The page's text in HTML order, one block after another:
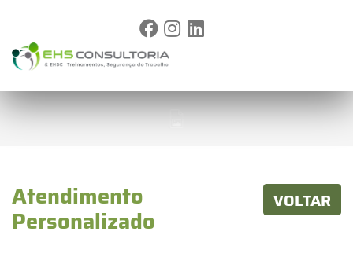
Atendimento
Personalizado
VOLTAR